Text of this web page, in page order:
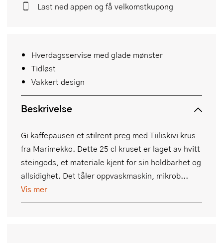
Hverdagsservise med glade mønster
Tidløst
Vakkert design
Beskrivelse
Gi kaffepausen et stilrent preg med Tiiliskivi krus
fra Marimekko. Dette 25 cl kruset er laget av hvitt
steingods, et materiale kjent for sin holdbarhet og
allsidighet. Det tåler oppvaskmaskin, mikrob...
Vis mer
Last ned appen og få velkomstkupong